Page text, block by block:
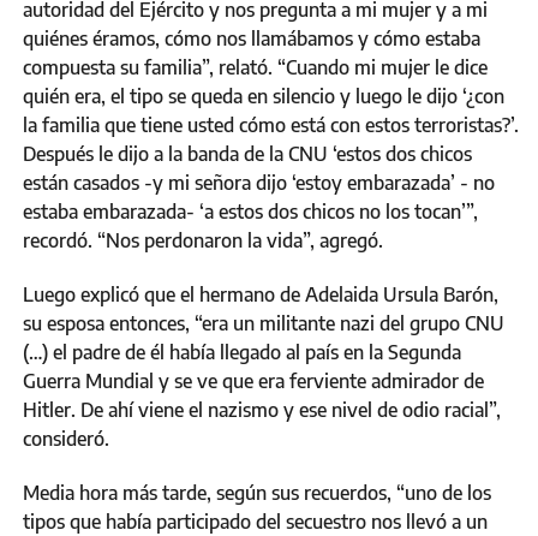
autoridad del Ejército y nos pregunta a mi mujer y a mi
quiénes éramos, cómo nos llamábamos y cómo estaba
compuesta su familia”, relató. “Cuando mi mujer le dice
quién era, el tipo se queda en silencio y luego le dijo ‘¿con
la familia que tiene usted cómo está con estos terroristas?’.
Después le dijo a la banda de la CNU ‘estos dos chicos
están casados -y mi señora dijo ‘estoy embarazada’ - no
estaba embarazada- ‘a estos dos chicos no los tocan’”,
recordó. “Nos perdonaron la vida”, agregó.
Luego explicó que el hermano de Adelaida Ursula Barón,
su esposa entonces, “era un militante nazi del grupo CNU
(…) el padre de él había llegado al país en la Segunda
Guerra Mundial y se ve que era ferviente admirador de
Hitler. De ahí viene el nazismo y ese nivel de odio racial”,
consideró.
Media hora más tarde, según sus recuerdos, “uno de los
tipos que había participado del secuestro nos llevó a un